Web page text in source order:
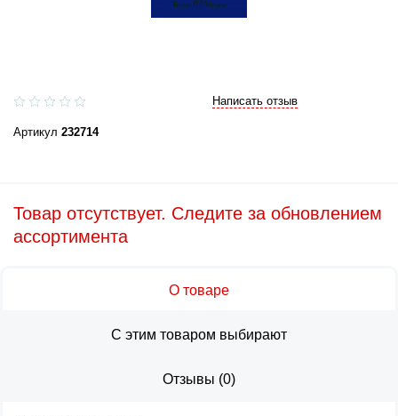
Написать отзыв
Артикул 232714
Товар отсутствует. Следите за обновлением
ассортимента
О товаре
С этим товаром выбирают
Отзывы (0)